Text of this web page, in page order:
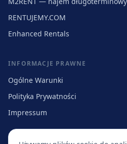
RENTUJEMY.COM
Enhanced Rentals
INFORMACJE PRAWNE
Ogólne Warunki
Polityka Prywatności
Impressum